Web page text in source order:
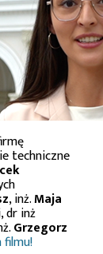
techniczne
, inż.Maja
, dr inż
Grzegorz